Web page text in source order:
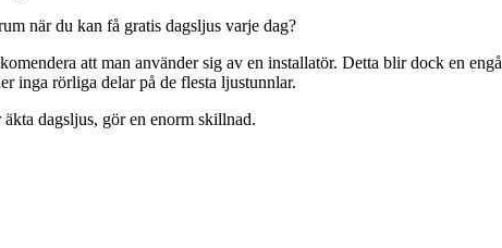
när du kan få gratis dagsljus varje dag?
att man använder sig av en installatör. Detta blir dock en
inga rörliga delar på de flesta ljustunnlar.
dagsljus, gör en enorm skillnad.